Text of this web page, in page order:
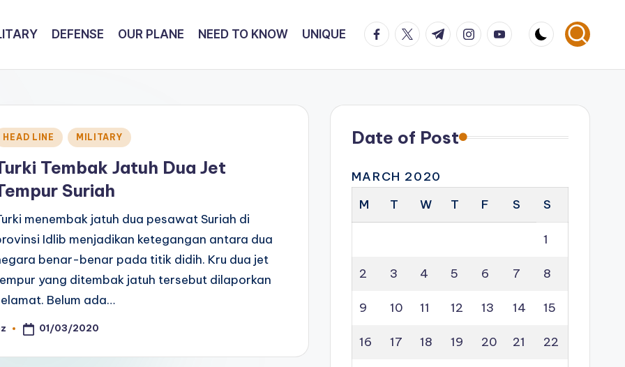
DEFENSE OUR PLANE NEED TO KNOW UNIQUE facebook.com
twitter.com
t.me instagram.com
youtube.com
HEAD LINE MILITARY
Tembak Jatuh Dua Jet
Suriah
menembak jatuh dua pesawat Suriah di
Idlib menjadikan ketegangan antara dua
benar-benar pada titik didih. Kru dua jet
yang ditembak jatuh tersebut dilaporkan
Belum ada…
01/03/2020
Date of Post
MARCH 2020
M
T W T F S S
1
2 3 4 5 6 7 8
9 10 11 12 13 14 15
16 17 18 19 20 21 22